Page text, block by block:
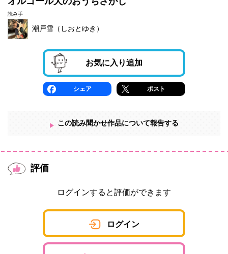
読み手
潮戸雪（しおとゆき）
お気に入り追加
シェア ポスト
この読み聞かせ作品について報告する
評価
ログインすると評価ができます
ログイン